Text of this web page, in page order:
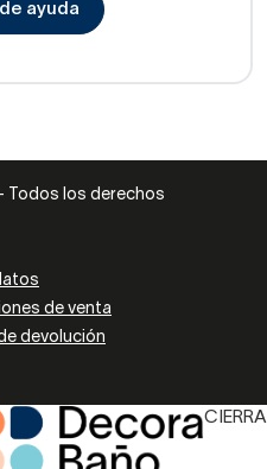
ayuda
Todos los derechos
de venta
devolución
CIERRA